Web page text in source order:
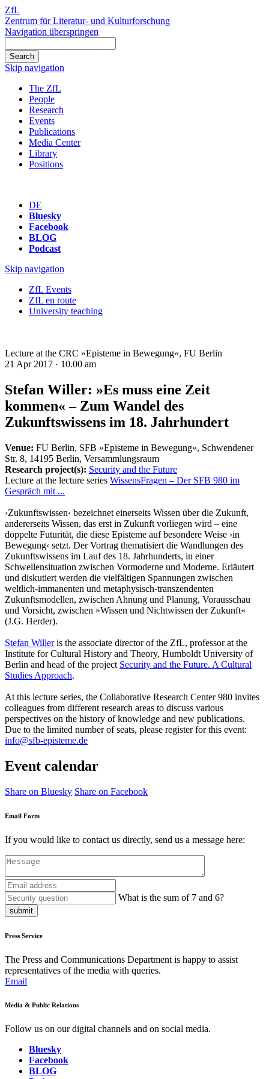
ZfL
Zentrum für Literatur- und Kulturforschung
Navigation überspringen
Skip navigation
The ZfL
People
Research
Events
Publications
Media Center
Library
Positions
DE
Bluesky
Facebook
BLOG
Podcast
Skip navigation
ZfL Events
ZfL en route
University teaching
Lecture at the CRC »Episteme in Bewegung«, FU Berlin
21 Apr 2017 · 10.00 am
Stefan Willer: »Es muss eine Zeit
kommen« – Zum Wandel des
Zukunftswissens im 18. Jahrhundert
Venue: FU Berlin, SFB »Episteme in Bewegung«, Schwendener
Str. 8, 14195 Berlin, Versammlungsraum
Research project(s): Security and the Future
Lecture at the lecture series WissensFragen – Der SFB 980 im
Gespräch mit ...
›Zukunftswissen‹ bezeichnet einerseits Wissen über die Zukunft,
andererseits Wissen, das erst in Zukunft vorliegen wird – eine
doppelte Futurität, die diese Episteme auf besondere Weise ›in
Bewegung‹ setzt. Der Vortrag thematisiert die Wandlungen des
Zukunftswissens im Lauf des 18. Jahrhunderts, in einer
Schwellensituation zwischen Vormoderne und Moderne. Erläutert
und diskutiert werden die vielfältigen Spannungen zwischen
weltlich-immanenten und metaphysisch-transzendenten
Zukunftsmodellen, zwischen Ahnung und Planung, Vorausschau
und Vorsicht, zwischen »Wissen und Nichtwissen der Zukunft«
(J.G. Herder).
Stefan Willeris the associate director of the ZfL, professor at the
Institute for Cultural History and Theory, Humboldt University of
Berlin and head of the project Security and the Future. A Cultural
Studies Approach.
At this lecture series, the Collaborative Research Center 980 invites
colleagues from different research areas to discuss various
perspectives on the history of knowledge and new publications.
Due to the limited number of seats, please register for this event:
info@sfb-episteme.de
Event calendar
Share on Bluesky Share on Facebook
Email Form
If you would like to contact us directly, send us a message here:
What is the sum of 7 and 6?
submit
Press Service
The Press and Communications Department is happy to assist
representatives of the media with queries.
Email
Media & Public Relations
Follow us on our digital channels and on social media.
Bluesky
Facebook
BLOG